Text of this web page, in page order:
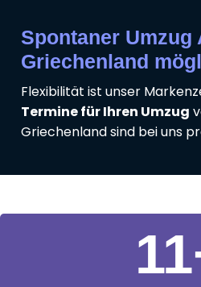
Spontaner Umzug
Griechenland
Flexibilität ist unser
Termine für Ihren Umzug
Griechenland sind bei uns
11